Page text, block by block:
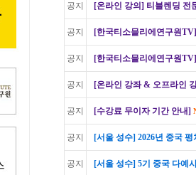
공지 [온라인 강의] 티블렌딩 전
공지 [한국티소믈리에연구원
공지 [한국티소믈리에연구원
공지 [온라인 강좌 & 오프라인
공지 [수강료 무이자 기간 안내]
공지 [서울 성수] 2026년 중국
공지 [서울 성수] 5기 중국 다예